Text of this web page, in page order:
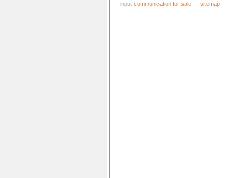
input communication for sale sitemap